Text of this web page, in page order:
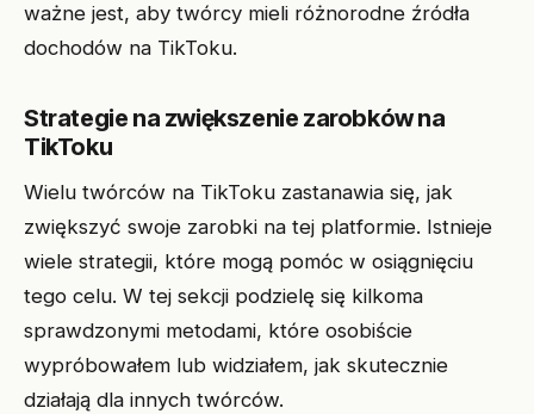
ważne jest, aby twórcy mieli różnorodne źródła
dochodów na TikToku.
Strategie na zwiększenie zarobków na
TikToku
Wielu twórców na TikToku zastanawia się, jak
zwiększyć swoje zarobki na tej platformie. Istnieje
wiele strategii, które mogą pomóc w osiągnięciu
tego celu. W tej sekcji podzielę się kilkoma
sprawdzonymi metodami, które osobiście
wypróbowałem lub widziałem, jak skutecznie
działają dla innych twórców.